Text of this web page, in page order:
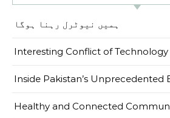
ہمیں نیوٹرل رہنا ہوگا
Interesting Conflict of
Inside Pakistan’s Unprecedented
Healthy and Connected